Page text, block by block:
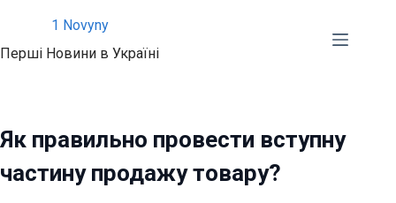
вмісту
1 Novyny
Перші Новини в Україні
Як правильно провести вступну
частину продажу товару?